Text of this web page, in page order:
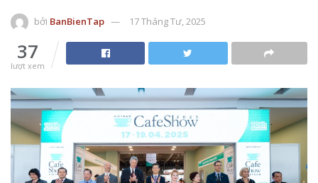
bởi BanBienTap 17 Tháng Tư, 2025
37
lượt xem